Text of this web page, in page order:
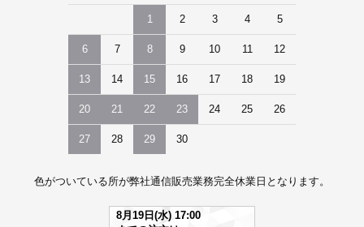
1 2 3 4 5
6 7 8 9 10 11 12
13 14 15 16 17 18 19
20 21 22 23 24 25 26
27 28 29 30
色がついている所が弊社通信販売業務完全休業日となります。